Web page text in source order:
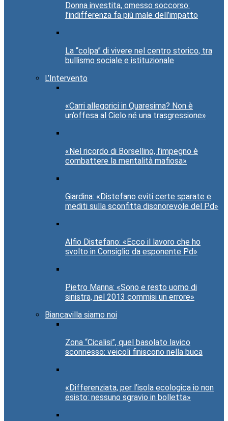
Donna investita, omesso soccorso:
l’indifferenza fa più male dell’impatto
La “colpa” di vivere nel centro storico, tra
bullismo sociale e istituzionale
L’Intervento
«Carri allegorici in Quaresima? Non è
un’offesa al Cielo né una trasgressione»
«Nel ricordo di Borsellino, l’impegno è
combattere la mentalità mafiosa»
Giardina: «Distefano eviti certe sparate e
mediti sulla sconfitta disonorevole del Pd»
Alfio Distefano: «Ecco il lavoro che ho
svolto in Consiglio da esponente Pd»
Pietro Manna: «Sono e resto uomo di
sinistra, nel 2013 commisi un errore»
Biancavilla siamo noi
Zona “Cicalisi”, quel basolato lavico
sconnesso: veicoli finiscono nella buca
«Differenziata, per l’isola ecologica io non
esisto: nessuno sgravio in bolletta»